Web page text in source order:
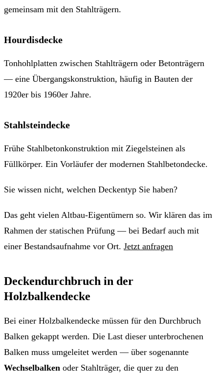
gemeinsam mit den Stahlträgern.
Hourdisdecke
Tonhohlplatten zwischen Stahlträgern oder Betonträgern
— eine Übergangskonstruktion, häufig in Bauten der
1920er bis 1960er Jahre.
Stahlsteindecke
Frühe Stahlbetonkonstruktion mit Ziegelsteinen als
Füllkörper. Ein Vorläufer der modernen Stahlbetondecke.
Sie wissen nicht, welchen Deckentyp Sie haben?
Das geht vielen Altbau-Eigentümern so. Wir klären das im
Rahmen der statischen Prüfung — bei Bedarf auch mit
einer Bestandsaufnahme vor Ort. Jetzt anfragen
Deckendurchbruch in der
Holzbalkendecke
Bei einer Holzbalkendecke müssen für den Durchbruch
Balken gekappt werden. Die Last dieser unterbrochenen
Balken muss umgeleitet werden — über sogenannte
Wechselbalken oder Stahlträger, die quer zu den